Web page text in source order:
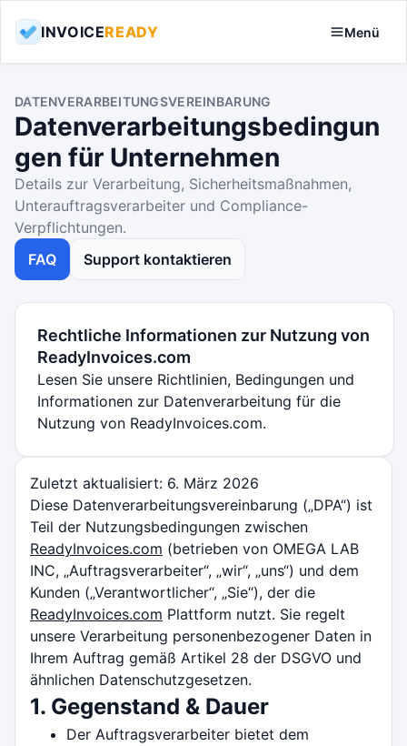
INVOICEREADY Menü
DATENVERARBEITUNGSVEREINBARUNG
Datenverarbeitungsbedingun
gen für Unternehmen
Details zur Verarbeitung, Sicherheitsmaßnahmen,
Unterauftragsverarbeiter und Compliance-
Verpflichtungen.
FAQ
Support kontaktieren
Rechtliche Informationen zur Nutzung von
ReadyInvoices.com
Lesen Sie unsere Richtlinien, Bedingungen und
Informationen zur Datenverarbeitung für die
Nutzung von ReadyInvoices.com.
Zuletzt aktualisiert: 6. März 2026
Diese Datenverarbeitungsvereinbarung („DPA“) ist
Teil der Nutzungsbedingungen zwischen
ReadyInvoices.com (betrieben von OMEGA LAB
INC, „Auftragsverarbeiter“, „wir“, „uns“) und dem
Kunden („Verantwortlicher“, „Sie“), der die
ReadyInvoices.com Plattform nutzt. Sie regelt
unsere Verarbeitung personenbezogener Daten in
Ihrem Auftrag gemäß Artikel 28 der DSGVO und
ähnlichen Datenschutzgesetzen.
1. Gegenstand & Dauer
Der Auftragsverarbeiter bietet dem